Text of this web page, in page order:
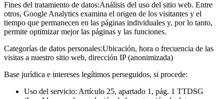
Fines del tratamiento de datos:Análisis del uso del sitio web. Entre
otros, Google Analytics examina el origen de los visitantes y el
tiempo que permanecen en las páginas individuales y, por lo tanto,
permite optimizar mejor las páginas y las funciones.
Categorías de datos personales:Ubicación, hora o frecuencia de las
visitas a nuestro sitio web, dirección IP (anonimizada)
Base jurídica e intereses legítimos perseguidos, si procede:
Uso del servicio: Artículo 25, apartado 1, pág. 1 TTDSG